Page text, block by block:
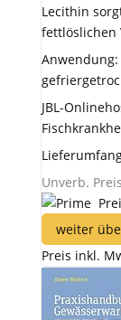
Lecithin
fettlöslichen
JBL-
Unverb.
weiter
Preis inkl.